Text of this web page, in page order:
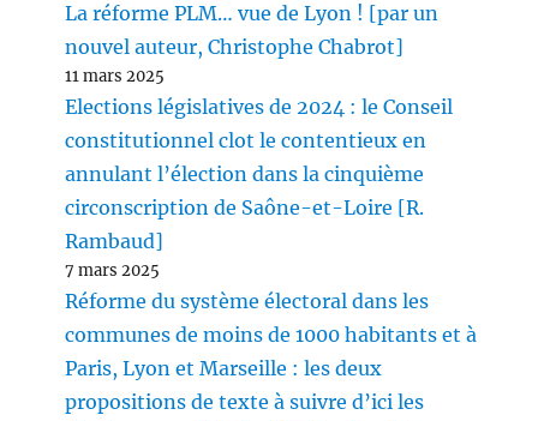
La réforme PLM… vue de Lyon ! [par un
nouvel auteur, Christophe Chabrot]
11 mars 2025
Elections législatives de 2024 : le Conseil
constitutionnel clot le contentieux en
annulant l’élection dans la cinquième
circonscription de Saône-et-Loire [R.
Rambaud]
7 mars 2025
Réforme du système électoral dans les
communes de moins de 1000 habitants et à
Paris, Lyon et Marseille : les deux
propositions de texte à suivre d’ici les